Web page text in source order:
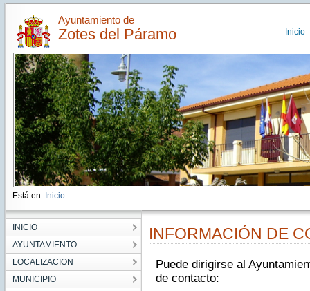
Ayuntamiento de
Zotes del Páramo Inicio
Está en: Inicio
INICIO
AYUNTAMIENTO
LOCALIZACION
MUNICIPIO
INFORMACIÓN DE
Puede dirigirse al
de contacto: